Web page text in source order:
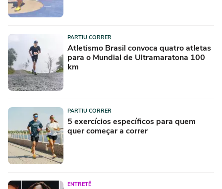
PARTIU CORRER
Atletismo Brasil convoca quatro atletas
para o Mundial de Ultramaratona 100
km
PARTIU CORRER
5 exercícios específicos para quem
quer começar a correr
ENTRETÊ